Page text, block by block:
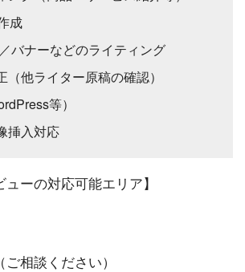
成
バナーなどのライティング
（他ライター原稿の確認）
等）
挿入対応
ューの対応可能エリア】
相談ください）